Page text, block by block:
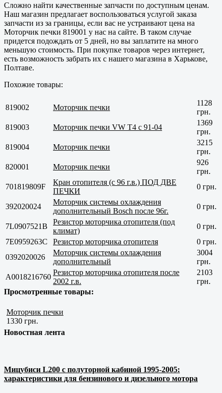
Сложно найти качественные запчасти по доступным ценам.
Наш магазин предлагает воспользоваться услугой заказа
запчасти из за границы, если вас не устраивают цена на
Моторчик печки 819001 у нас на сайте. В таком случае
придется подождать от 5 дней, но вы заплатите на много
меньшую стоимость. При покупке товаров через интернет,
есть возможность забрать их с нашего магазина в Харькове,
Полтаве.
Похожие товары:
819002 Моторчик печки
1128
грн.
819003
Моторчик печки VW T4 с 91-04
1369
грн.
819004
Моторчик печки
3215
грн.
820001
Моторчик печки
926
грн.
701819809F
Кран отопителя (с 96 г.в.) ПОД ДВЕ
ПЕЧКИ
0 грн.
392020024
Моторчик системы охлаждения
дополнительный Bosch после 96г.
0 грн.
7L0907521B
Резистор моторчика отопителя (под
климат)
0 грн.
7E0959263C
Резистор моторчика отопителя
0 грн.
0392020026
Моторчик системы охлаждения
дополнительный
3004
грн.
A0018216760
Резистор моторчика отопителя после
2002 г.в.
2103
грн.
Просмотренные товары:
Моторчик печки
1330 грн.
Новостная лента
Мицубиси L200 с полуторной кабиной 1995-2005:
характеристики для бензинового и дизельного мотора